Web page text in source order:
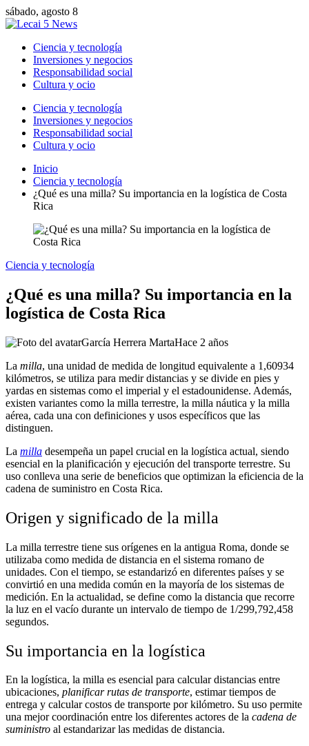
sábado, agosto 8
Ciencia y tecnología
Inversiones y negocios
Responsabilidad social
Cultura y ocio
Ciencia y tecnología
Inversiones y negocios
Responsabilidad social
Cultura y ocio
Inicio
Ciencia y tecnología
¿Qué es una milla? Su importancia en la logística de Costa
Rica
Ciencia y tecnología
¿Qué es una milla? Su importancia en la
logística de Costa Rica
García Herrera MartaHace 2 años
La milla, una unidad de medida de longitud equivalente a 1,60934
kilómetros, se utiliza para medir distancias y se divide en pies y
yardas en sistemas como el imperial y el estadounidense. Además,
existen variantes como la milla terrestre, la milla náutica y la milla
aérea, cada una con definiciones y usos específicos que las
distinguen.
La milla desempeña un papel crucial en la logística actual, siendo
esencial en la planificación y ejecución del transporte terrestre. Su
uso conlleva una serie de beneficios que optimizan la eficiencia de la
cadena de suministro en Costa Rica.
Origen y significado de la milla
La milla terrestre tiene sus orígenes en la antigua Roma, donde se
utilizaba como medida de distancia en el sistema romano de
unidades. Con el tiempo, se estandarizó en diferentes países y se
convirtió en una medida común en la mayoría de los sistemas de
medición. En la actualidad, se define como la distancia que recorre
la luz en el vacío durante un intervalo de tiempo de 1/299,792,458
segundos.
Su importancia en la logística
En la logística, la milla es esencial para calcular distancias entre
ubicaciones, planificar rutas de transporte, estimar tiempos de
entrega y calcular costos de transporte por kilómetro. Su uso permite
una mejor coordinación entre los diferentes actores de la cadena de
suministro al estandarizar las medidas de distancia.